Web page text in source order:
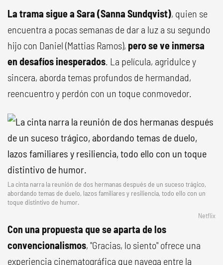
La trama sigue a Sara (Sanna Sundqvist), quien se
encuentra a pocas semanas de dar a luz a su segundo
hijo con Daniel (Mattias Ramos), pero se ve inmersa
en desafíos inesperados. La película, agridulce y
sincera, aborda temas profundos de hermandad,
reencuentro y perdón con un toque conmovedor.
La cinta narra la reunión de dos hermanas después de un suceso trágico,
abordando temas de duelo, lazos familiares y resiliencia, todo ello con un
toque distintivo de humor.
Netflix
Con una propuesta que se aparta de los
convencionalismos, "Gracias, lo siento" ofrece una
experiencia cinematográfica que navega entre la